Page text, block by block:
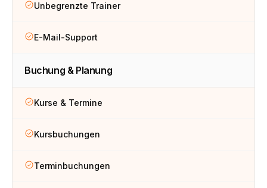
Unbegrenzte Trainer
E-Mail-Support
Buchung & Planung
Kurse & Termine
Kursbuchungen
Terminbuchungen